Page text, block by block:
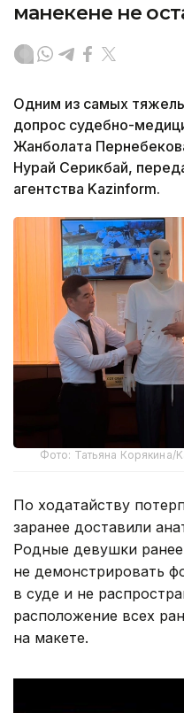
манекене не
Одним из самых
допрос судебно-
Жанболата
Нурай Серикбай,
агентства Kazinform.
Фото: Татьяна Корякина/
По ходатайству
заранее доставили
Родные девушки ранее
не демонстрировать
в суде и не
расположение всех
на макете.